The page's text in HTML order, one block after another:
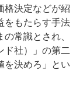
格決定などが紹
をもたらす手法
常識とされ、
ド社）」の第二
を決めろ」とい